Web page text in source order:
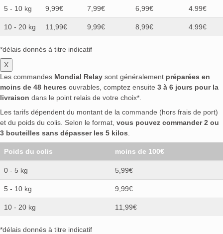
5 - 10 kg 9,99€ 7,99€ 6,99€ 4.99€
10 - 20 kg 11,99€ 9,99€ 8,99€ 4.99€
*délais donnés à titre indicatif
X
Les commandes Mondial Relay sont généralement préparées en
moins de 48 heures ouvrables, comptez ensuite 3 à 6 jours pour la
livraison dans le point relais de votre choix*.
Les tarifs dépendent du montant de la commande (hors frais de port)
et du poids du colis. Selon le format, vous pouvez commander 2 ou
3 bouteilles sans dépasser les 5 kilos
Poids du colis moins de 100€
0 - 5 kg 5,99€
5 - 10 kg 9,99€
10 - 20 kg 11,99€
*délais donnés à titre indicatif